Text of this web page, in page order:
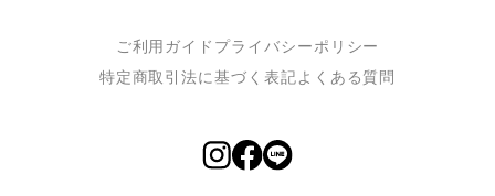
ご利用ガイド プライバシーポリシー
特定商取引法に基づく表記よくある質問